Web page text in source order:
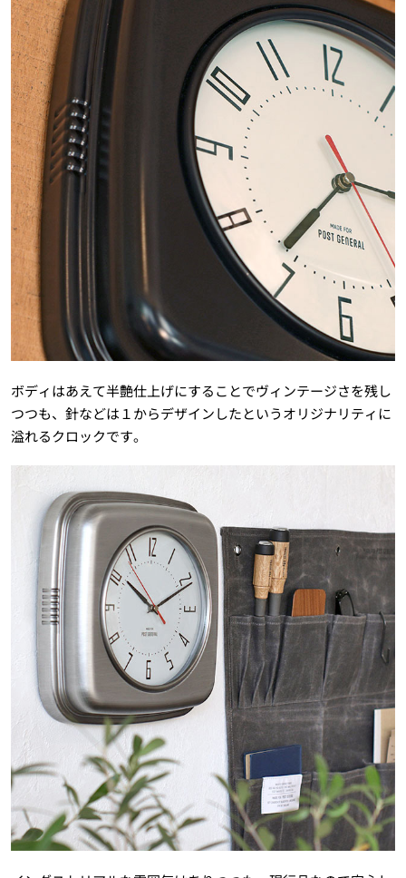
ボディはあえて半艶仕上げにすることでヴィンテージさを残し
つつも、針などは１からデザインしたというオリジナリティに
溢れるクロックです。